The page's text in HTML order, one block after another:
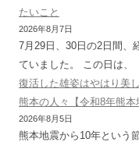
たいこと
2026年8月7日
7月29日、30日の2日間、
ていました。 この日は
復活した雄姿はやはり美
熊本の人々【令和8年熊本
2026年8月5日
熊本地震から10年という